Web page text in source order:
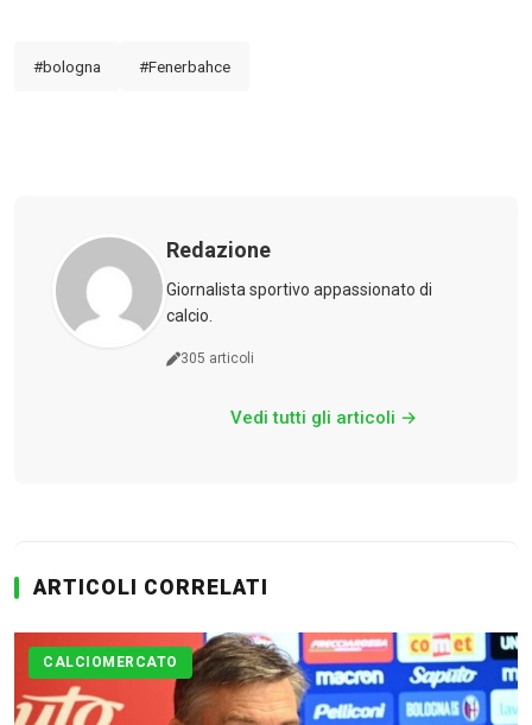
Calciomercato
Serie A
CLASSIFICA SERIE B
Contatti
Collabora con noi
#bologna #Fenerbahce
Redazione
Giornalista sportivo appassionato di
calcio.
305 articoli
Vedi tutti gli articoli →
ARTICOLI CORRELATI
CALCIOMERCATO